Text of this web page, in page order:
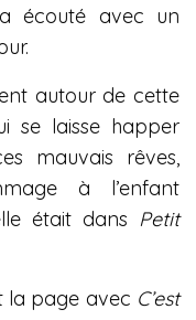
écouté avec un
autour de cette
se laisse happer
mauvais rêves,
à l’enfant
était dans Petit
la page avec C’est